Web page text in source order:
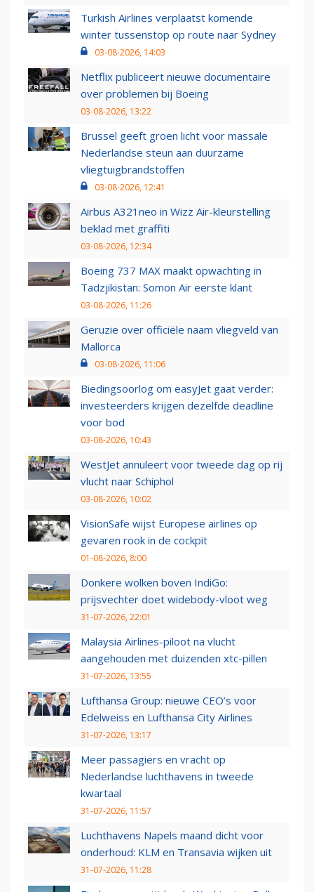
Turkish Airlines verplaatst komende
winter tussenstop op route naar Sydney
03-08-2026, 14:03
Netflix publiceert nieuwe documentaire
over problemen bij Boeing
03-08-2026, 13:22
Brussel geeft groen licht voor massale
Nederlandse steun aan duurzame
vliegtuigbrandstoffen
03-08-2026, 12:41
Airbus A321neo in Wizz Air-kleurstelling
beklad met graffiti
03-08-2026, 12:34
Boeing 737 MAX maakt opwachting in
Tadzjikistan: Somon Air eerste klant
03-08-2026, 11:26
Geruzie over officiële naam vliegveld van
Mallorca
03-08-2026, 11:06
Biedingsoorlog om easyJet gaat verder:
investeerders krijgen dezelfde deadline
voor bod
03-08-2026, 10:43
WestJet annuleert voor tweede dag op rij
vlucht naar Schiphol
03-08-2026, 10:02
VisionSafe wijst Europese airlines op
gevaren rook in de cockpit
01-08-2026, 8:00
Donkere wolken boven IndiGo:
prijsvechter doet widebody-vloot weg
31-07-2026, 22:01
Malaysia Airlines-piloot na vlucht
aangehouden met duizenden xtc-pillen
31-07-2026, 13:55
Lufthansa Group: nieuwe CEO’s voor
Edelweiss en Lufthansa City Airlines
31-07-2026, 13:17
Meer passagiers en vracht op
Nederlandse luchthavens in tweede
kwartaal
31-07-2026, 11:57
Luchthavens Napels maand dicht voor
onderhoud: KLM en Transavia wijken uit
31-07-2026, 11:28